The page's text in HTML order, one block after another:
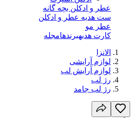
عطر و ادکلن بچه گانه
ست هدیه عطر و ادکلن
عطر مو
کارت هدیهبرندهامجله
الانزا
لوازم آرایشی
لوازم آرایش لب
رژ لب
رژ لب جامد